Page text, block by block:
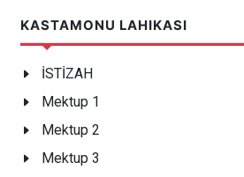
KASTAMONU LAHIKASI
İSTİZAH
Mektup 1
Mektup 2
Mektup 3